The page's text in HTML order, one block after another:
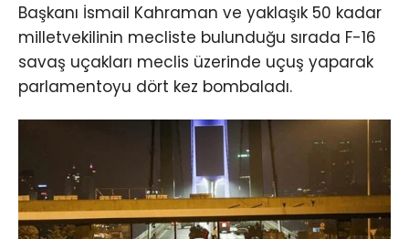
Başkanı İsmail Kahraman ve yaklaşık 50 kadar
milletvekilinin mecliste bulunduğu sırada F-16
savaş uçakları meclis üzerinde uçuş yaparak
parlamentoyu dört kez bombaladı.